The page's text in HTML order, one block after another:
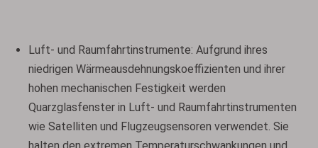
Luft- und Raumfahrtinstrumente: Aufgrund ihres
niedrigen Wärmeausdehnungskoeffizienten und ihrer
hohen mechanischen Festigkeit werden
Quarzglasfenster in Luft- und Raumfahrtinstrumenten
wie Satelliten und Flugzeugsensoren verwendet. Sie